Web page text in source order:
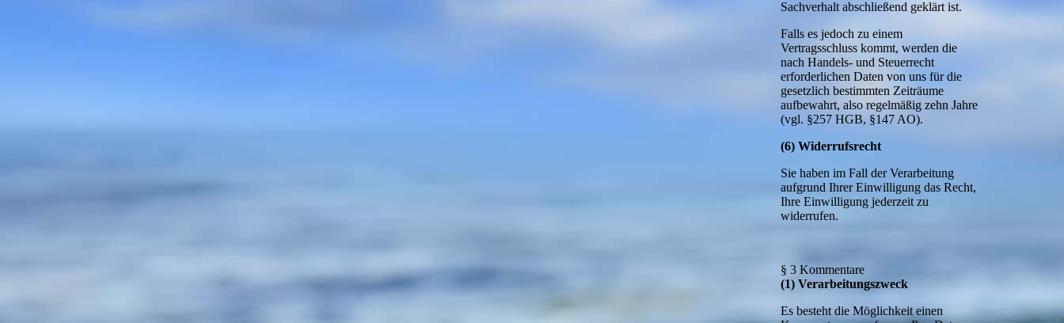
Sachverhalt abschließend geklärt ist.
Falls es jedoch zu einem
Vertragsschluss kommt, werden die
nach Handels- und Steuerrecht
erforderlichen Daten von uns für die
gesetzlich bestimmten Zeiträume
aufbewahrt, also regelmäßig zehn Jahre
(vgl. §257 HGB, §147 AO).
(6) Widerrufsrecht
Sie haben im Fall der Verarbeitung
aufgrund Ihrer Einwilligung das Recht,
Ihre Einwilligung jederzeit zu
widerrufen.
§ 3 Kommentare
(1) Verarbeitungszweck
Es besteht die Möglichkeit einen